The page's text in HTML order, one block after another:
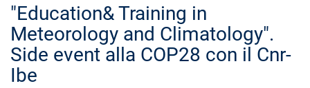
"Education& Training in
Meteorology and Climatology".
Side event alla COP28 con il Cnr-
Ibe